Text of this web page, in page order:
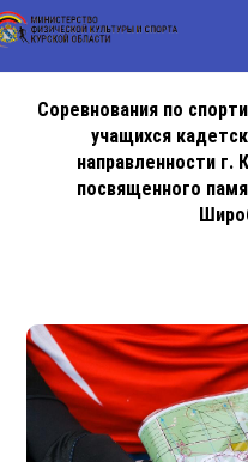
Соревнования по
учащихся
направленности г.
посвященного